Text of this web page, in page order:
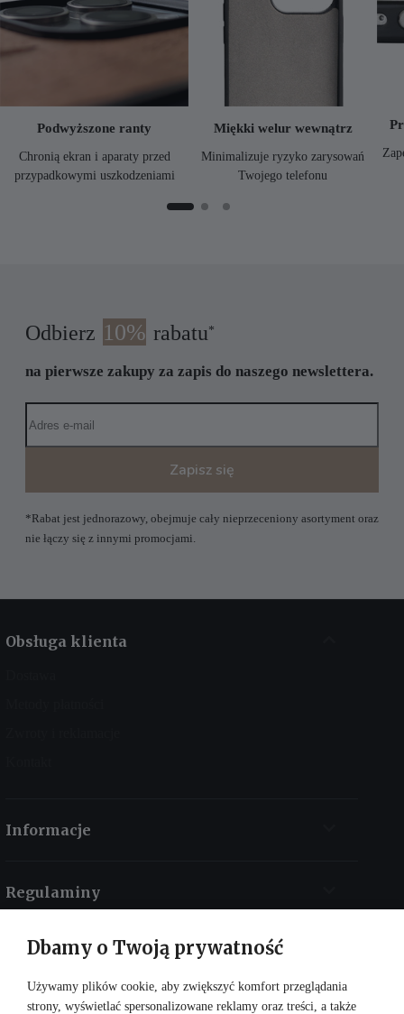
Podwyższone ranty
Chronią ekran i aparaty przed
przypadkowymi uszkodzeniami
Miękki welur wewnątrz
Minimalizuje ryzyko zarysowań
Twojego telefonu
Odbierz 10% rabatu *
na pierwsze zakupy za zapis do naszego newslettera.
Zapisz się
*Rabat jest jednorazowy, obejmuje cały nieprzeceniony asortyment oraz
nie łączy się z innymi promocjami.
Obsługa klienta
Informacje
Regulaminy
Kontakt
Dbamy o Twoją prywatność
Używamy plików cookie, aby zwiększyć komfort przeglądania
strony, wyświetlać spersonalizowane reklamy oraz treści, a także